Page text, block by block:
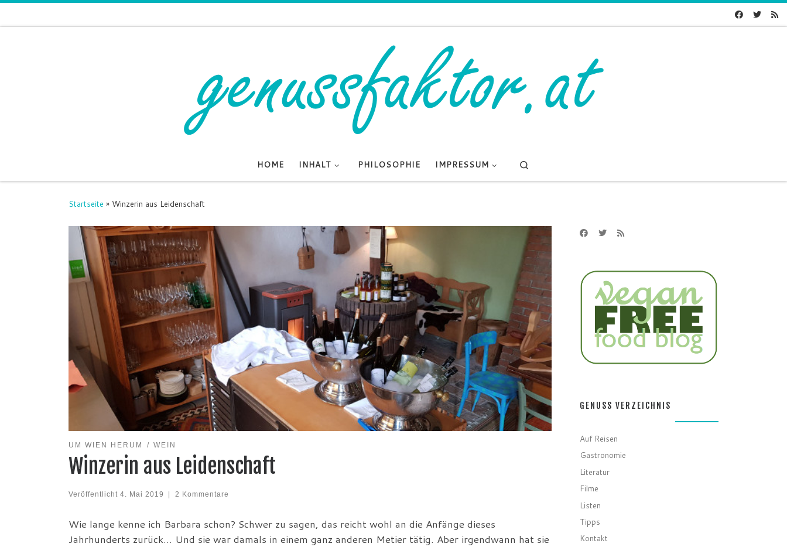
HOME INHALT PHILOSOPHIE IMPRESSUM
Startseite » Winzerin aus Leidenschaft
UM WIEN HERUM WEIN
Winzerin aus Leidenschaft
Veröffentlicht 4. Mai 2019 2 Kommentare
Wie lange kenne ich Barbara schon? Schwer zu sagen, das reicht wohl an die Anfänge dieses
Jahrhunderts zurück… Und sie war damals in einem ganz anderen Metier tätig. Aber irgendwann hat sie
GENUSS VERZEICHNIS
Auf Reisen
Gastronomie
Literatur
Filme
Listen
Tipps
Kontakt